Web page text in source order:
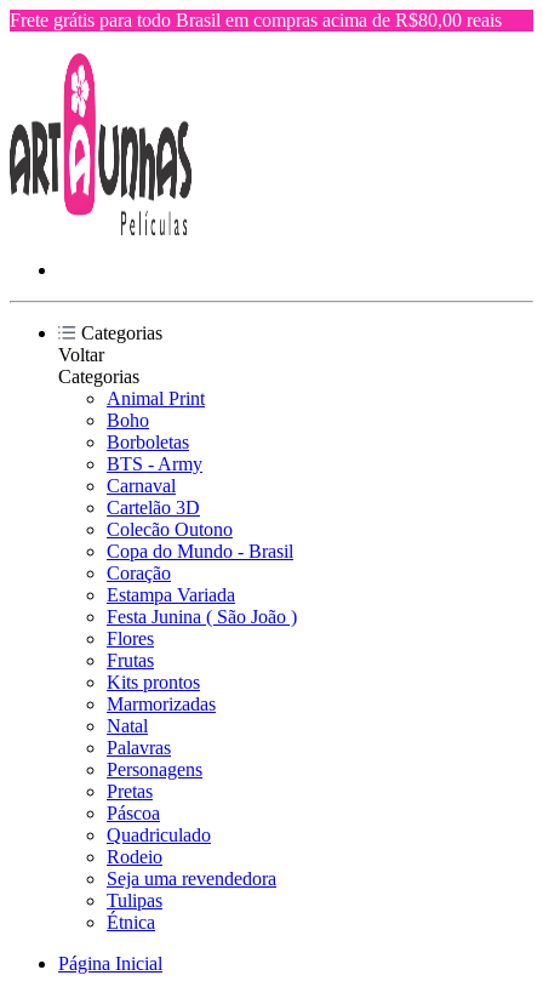
Frete grátis para todo Brasil em compras acima de R$80,00 reais
Categorias
Voltar
Categorias
Animal Print
Boho
Borboletas
BTS - Army
Carnaval
Cartelão 3D
Colecão Outono
Copa do Mundo - Brasil
Coração
Estampa Variada
Festa Junina ( São João )
Flores
Frutas
Kits prontos
Marmorizadas
Natal
Palavras
Personagens
Pretas
Páscoa
Quadriculado
Rodeio
Seja uma revendedora
Tulipas
Étnica
Página Inicial